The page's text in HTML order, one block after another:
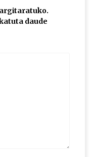
daude